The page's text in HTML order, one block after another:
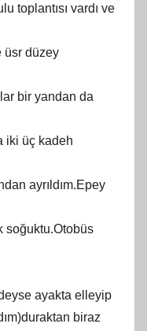
toplantısı vardı ve
üsr düzey
bir yandan da
iki üç kadeh
ayrıldım.Epey
soğuktu.Otobüs
ayakta elleyip
biraz